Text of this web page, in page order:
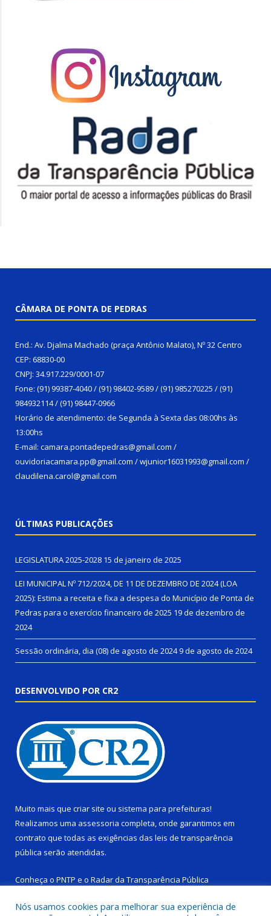
CÂMARA DE PONTA DE PEDRAS
End.: Av. Djalma Machado (praça Antônio Malato), Nº 32 Centro
CEP: 68830-00
CNPJ: 34.917.229/0001-07
Fone: (91) 99387-4040 / (91) 98402-9589 / (91) 985270225 / (91)
984932114 / (91) 98447-0966
Horário de atendimento: de Segunda à Sexta das 08:00hs às
13:00hs
E-mail: camara.pontadepedras@gmail.com /
ouvidoriacamara.pp@gmail.com / wjunior16031993@gmail.com /
claudilena.carol@gmail.com
ÚLTIMAS PUBLICAÇÕES
LEGISLATURA 2025-2028 15 de janeiro de 2025
LEI MUNICIPAL Nº 712/2024, DE 11 DE DEZEMBRO DE 2024 (LOA
2025): Estima a receita e fixa a despesa do Município de Ponta de
Pedras para o exercício financeiro de 2025 19 de dezembro de
2024
Sessão ordinária, dia (08) de agosto de 20249 de agosto de 2024
DESENVOLVIDO POR CR2
Muito mais que criar site ou sistema para prefeituras!
Realizamos uma assessoria completa, onde garantimos em
contrato que todas as exigências das leis de transparência
pública serão atendidas.
Conheça o PNTP e o Radar da Transparência Pública
Nós usamos cookies para melhorar sua experiência de